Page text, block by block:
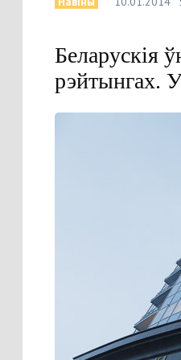
Беларускія
рэйтынгах.